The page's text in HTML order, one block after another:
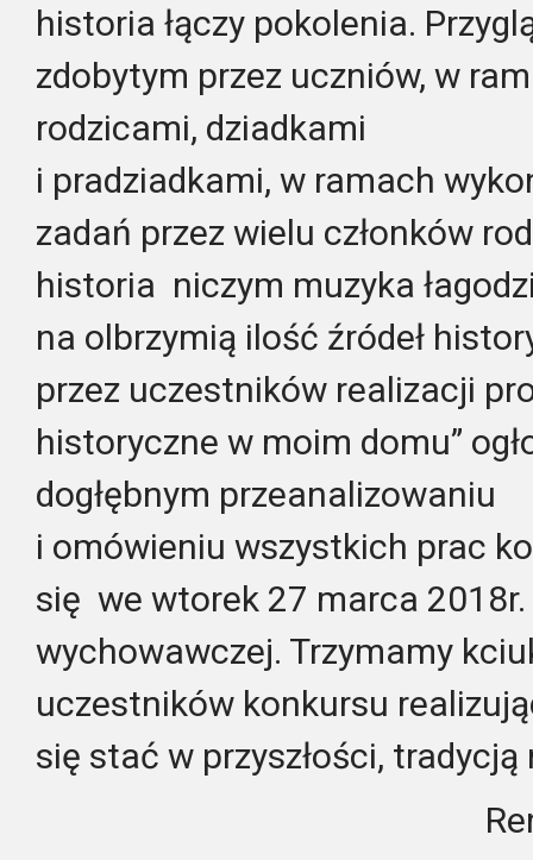
historia łączy pokolenia.
zdobytym przez uczniów, w
rodzicami, dziadkami
i pradziadkami, w ramach
zadań przez wielu członków
historia niczym muzyka
na olbrzymią ilość źródeł
przez uczestników realizacji
historyczne w moim domu”
dogłębnym przeanalizowaniu
i omówieniu wszystkich prac
się we wtorek 27 marca 2018r.
wychowawczej. Trzymamy
uczestników konkursu
się stać w przyszłości, tradycją